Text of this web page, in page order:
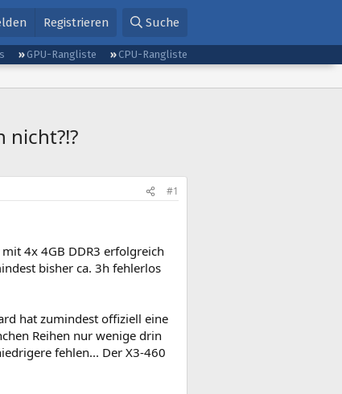
Registrieren Suche
GPU-Rangliste
CPU-Rangliste
nicht?!?
#1
4x 4GB DDR3 erfolgreich
bisher ca. 3h fehlerlos
hat zumindest offiziell eine
Reihen nur wenige drin
fehlen... Der X3-460